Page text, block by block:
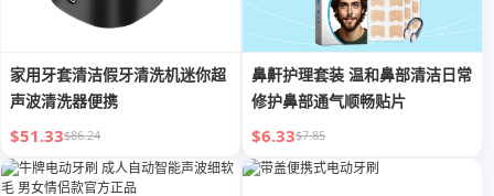
家用牙套清洁假牙清洗机迷你超
声波清洗器便携
$51.33$86.24
鼻鼾护理套装 温和鼻部清洁日常
修护鼻部通气顺畅贴片
$6.33$7.85